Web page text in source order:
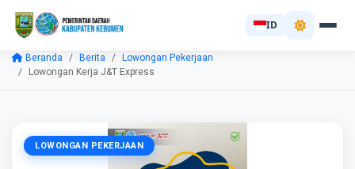
ID
Beranda Berita
Lowongan Pekerjaan
Lowongan Kerja J&T Express
LOWONGAN PEKERJAAN